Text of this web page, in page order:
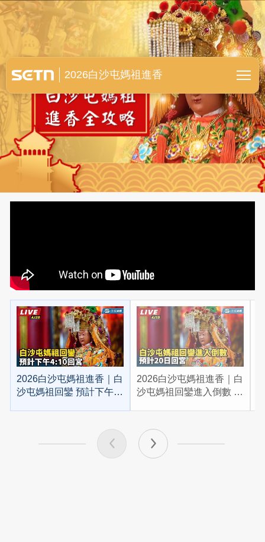
白沙屯媽祖進香全紀錄
2026白沙屯媽祖進香
2026白沙屯媽祖進香｜白
沙屯媽祖回鑾 預計下午
2026白沙屯媽祖進香｜白
沙屯媽祖回鑾進入倒數 預